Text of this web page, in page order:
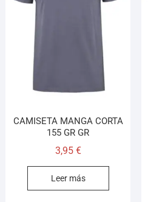
CAMISETA MANGA CORTA
155 GR GR
3,95 €
Leer más